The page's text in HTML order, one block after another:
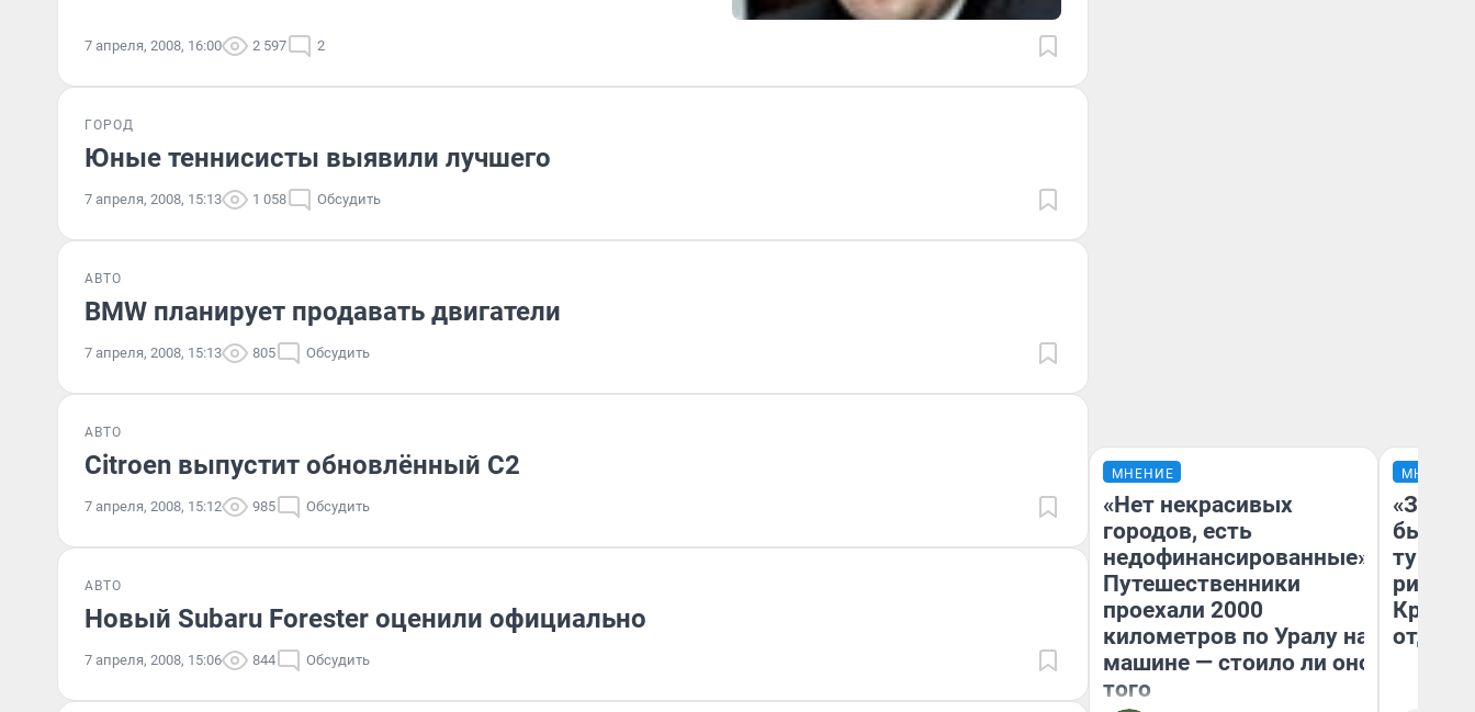
7 апреля, 2008, 16:00 2 597 2
ГОРОД
Юные теннисисты выявили лучшего
7 апреля, 2008, 15:13 1 058 Обсудить
АВТО
BMW планирует продавать двигатели
7 апреля, 2008, 15:13 805 Обсудить
АВТО
Citroen выпустит обновлённый C2
7 апреля, 2008, 15:12 985 Обсудить
АВТО
Новый Subaru Forester оценили официально
7 апреля, 2008, 15:06 844 Обсудить
МНЕНИЕ
«Нет некрасивых
городов, есть
недофинансированные».
Путешественники
проехали 2000
километров по Уралу на
машине — стоило ли оно
того
МНЕНИЕ
«За
были
Крым —